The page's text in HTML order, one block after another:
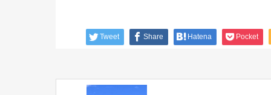
Tweet Share Hatena Pocket